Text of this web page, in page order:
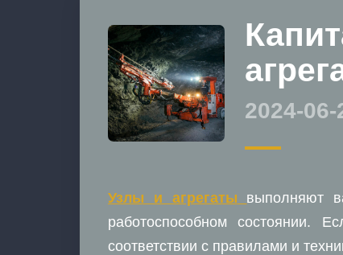
2024-06-
Узлы и агрегаты
выполняют
работоспособном состоянии.
соответствии с правилами и